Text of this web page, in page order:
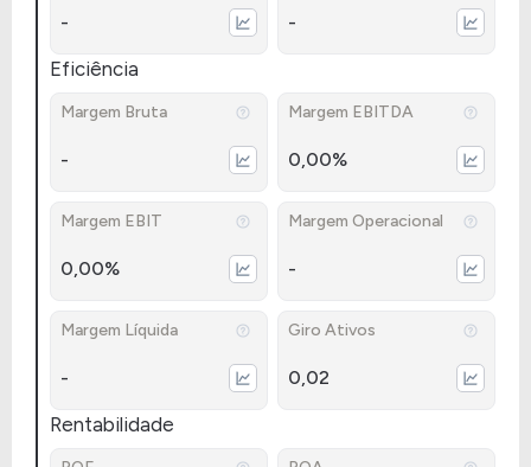
- -
Eficiência
Margem Bruta
-
Margem EBITDA
0,00%
Margem EBIT
0,00%
Margem Operacional
-
Margem Líquida
-
Giro Ativos
0,02
Rentabilidade